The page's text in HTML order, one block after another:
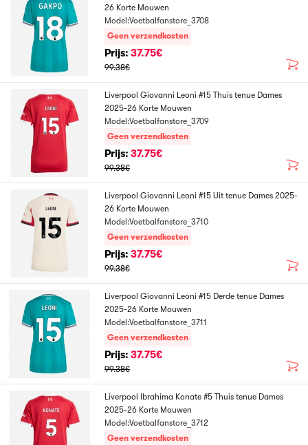
26 Korte Mouwen
Model:Voetbalfanstore_3708
Geen verzendkosten
Prijs: 37.75€
99.38€
Liverpool Giovanni Leoni #15 Thuis tenue Dames
2025-26 Korte Mouwen
Model:Voetbalfanstore_3709
Geen verzendkosten
Prijs: 37.75€
99.38€
Liverpool Giovanni Leoni #15 Uit tenue Dames 2025-
26 Korte Mouwen
Model:Voetbalfanstore_3710
Geen verzendkosten
Prijs: 37.75€
99.38€
Liverpool Giovanni Leoni #15 Derde tenue Dames
2025-26 Korte Mouwen
Model:Voetbalfanstore_3711
Geen verzendkosten
Prijs: 37.75€
99.38€
Liverpool Ibrahima Konate #5 Thuis tenue Dames
2025-26 Korte Mouwen
Model:Voetbalfanstore_3712
Geen verzendkosten